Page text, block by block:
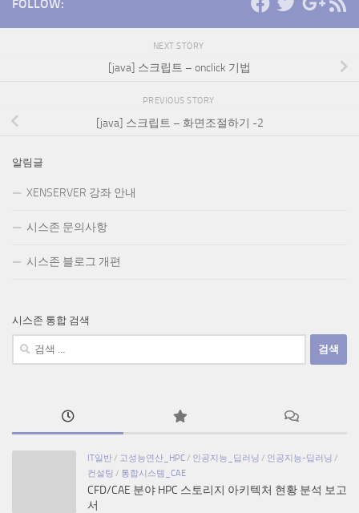
FOLLOW:
NEXT STORY
[java] 스크립트 – onclick 기법
PREVIOUS STORY
[java] 스크립트 – 화면조절하기 -2
알림글
XENSERVER 강좌 안내
시스존 문의사항
시스존 블로그 개편
시스존 통합 검색
검
IT일반 / 고성능연산_HPC / 인공지능_딥러닝 / 인공지능-딥러닝 /
컨설팅 / 통합시스템_CAE
CFD/CAE 분야 HPC 스토리지 아키텍처 현황 분석 보고
서